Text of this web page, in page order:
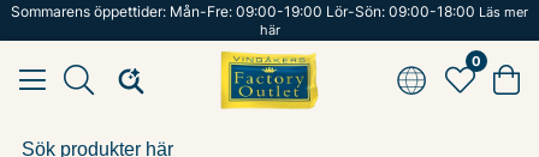
Sommarens öppettider: Mån-Fre: 09:00-19:00 Lör-Sön: 09:00-18:00 Läs mer
här
0